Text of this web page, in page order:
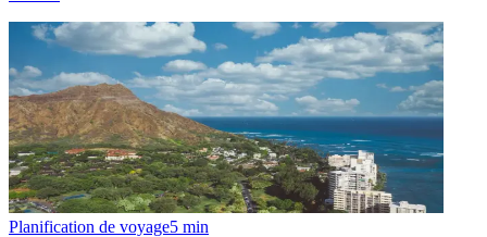
Planification de voyage5 min